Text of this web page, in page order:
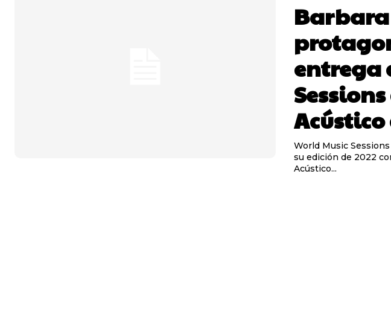
entrega
World Music
su edición de 2022
Acústico...